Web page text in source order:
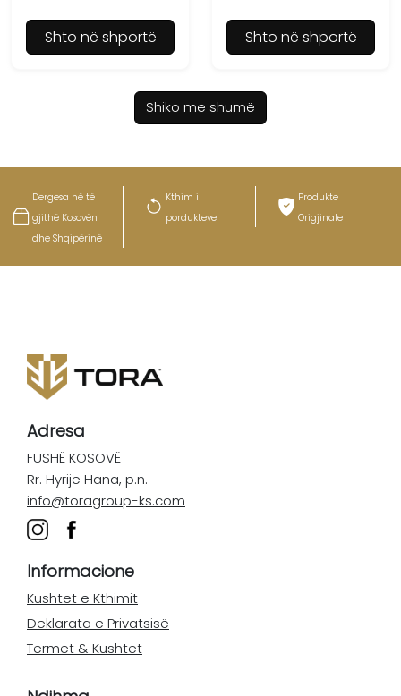
Shto në shportë Shto në shportë
Shiko me shumë
Dergesa në të
gjithë Kosovën
dhe Shqipërinë
Kthim i
pordukteve
Produkte
Origjinale
Adresa
FUSHË KOSOVË
Rr. Hyrije Hana, p.n.
info@toragroup-ks.com
Informacione
Kushtet e Kthimit
Deklarata e Privatsisë
Termet & Kushtet